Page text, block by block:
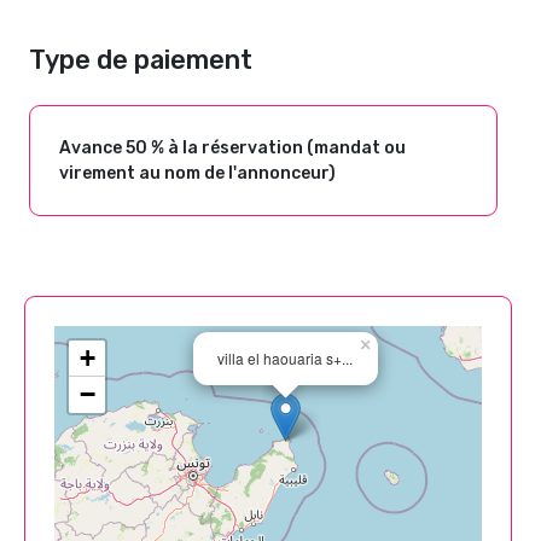
Type de paiement
Avance 50 % à la réservation (mandat ou
virement au nom de l'annonceur)
villa el haouaria s+...
×
+
−